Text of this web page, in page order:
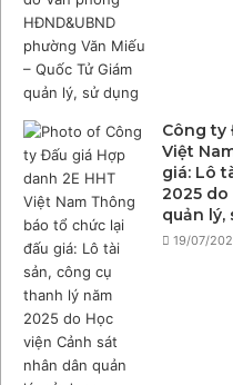
Công ty
Việt
giá: Lô
2025 do
quản lý,
19/07/